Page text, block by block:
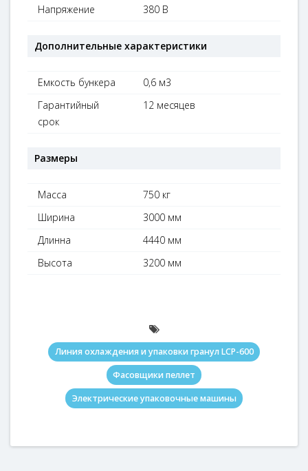
Напряжение 380 В
Дополнительные характеристики
Емкость бункера
0,6 м3
Гарантийный
срок
12 месяцев
Размеры
Масса
750 кг
Ширина
3000 мм
Длинна
4440 мм
Высота
3200 мм
Линия охлаждения и упаковки гранул LCP-600
Фасовщики пеллет
Электрические упаковочные машины